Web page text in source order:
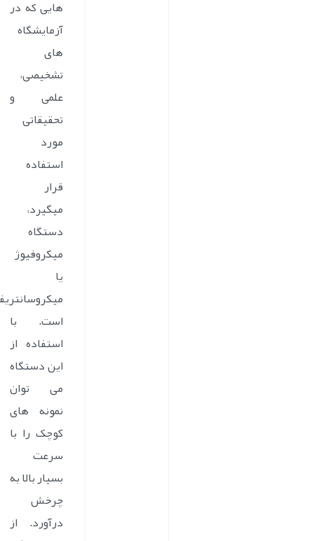
هایی که در
آزمایشگاه
های
تشخیصی،
علمی و
تحقیقاتی
مورد
استفاده
قرار
میگیرد،
دستگاه
میکروفیوژ
یا
است. با
استفاده از
این دستگاه
می توان
نمونه های
کوچک را با
سرعت
بسیار بالا به
چرخش
درآورد. از